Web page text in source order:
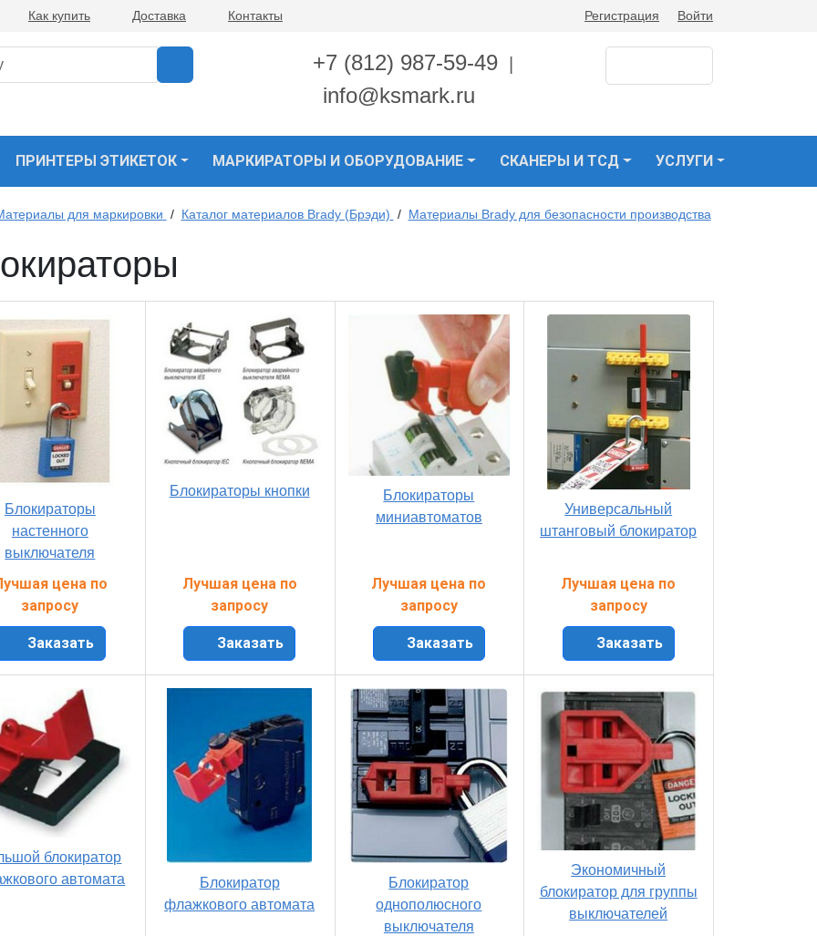
Как купить Доставка Контакты Регистрация Войти
+7 (812) 987-59-49
info@ksmark.ru
ПРИНТЕРЫ ЭТИКЕТОК МАРКИРАТОРЫ И ОБОРУДОВАНИЕ СКАНЕРЫ И ТСД УСЛУГИ
для маркировки / Каталог материалов Brady (Брэди) / Материалы Brady для безопасности производства
Блокираторы
настенного
выключателя
цена по
запросу
Заказать
Блокираторы кнопки
Лучшая цена по
запросу
Заказать
Блокираторы
миниавтоматов
Лучшая цена по
запросу
Заказать
Универсальный
штанговый блокиратор
Лучшая цена по
запросу
Заказать
блокиратор
автомата
Блокиратор
флажкового автомата
Блокиратор
однополюсного
выключателя
Экономичный
блокиратор для группы
выключателей